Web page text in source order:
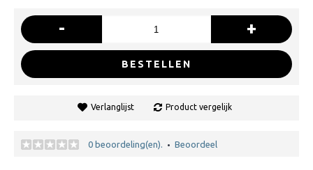
- +
BESTELLEN
Verlanglijst Product vergelijk
0 beoordeling(en). • Beoordeel